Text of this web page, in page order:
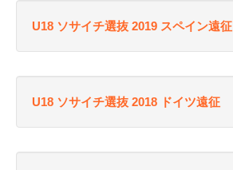
U18 ソサイチ選抜 2019 スペイン遠征
U18 ソサイチ選抜 2018 ドイツ遠征